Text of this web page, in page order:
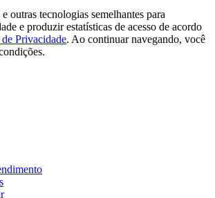
outras tecnologias semelhantes para
e produzir estatísticas de acesso de acordo
Privacidade. Ao continuar navegando, você